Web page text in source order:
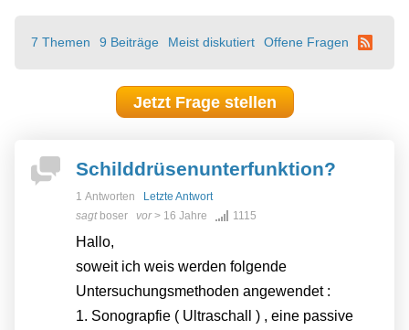
7 Themen 9 Beiträge Meist diskutiert Offene Fragen
Jetzt Frage stellen
Schilddrüsenunterfunktion?
1 Antworten
Letzte Antwort
sagt boser vor> 16 Jahre 1115
Hallo,
soweit ich weis werden folgende
Untersuchungsmethoden angewendet :
1. Sonograpfie ( Ultraschall ) , eine passive